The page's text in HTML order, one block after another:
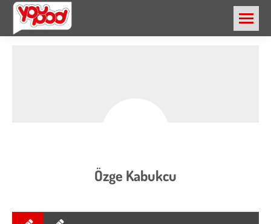
Özge Kabukcu